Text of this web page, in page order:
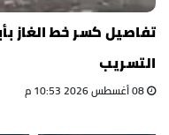
تفاصيل كسر خط الغاز
التسريب